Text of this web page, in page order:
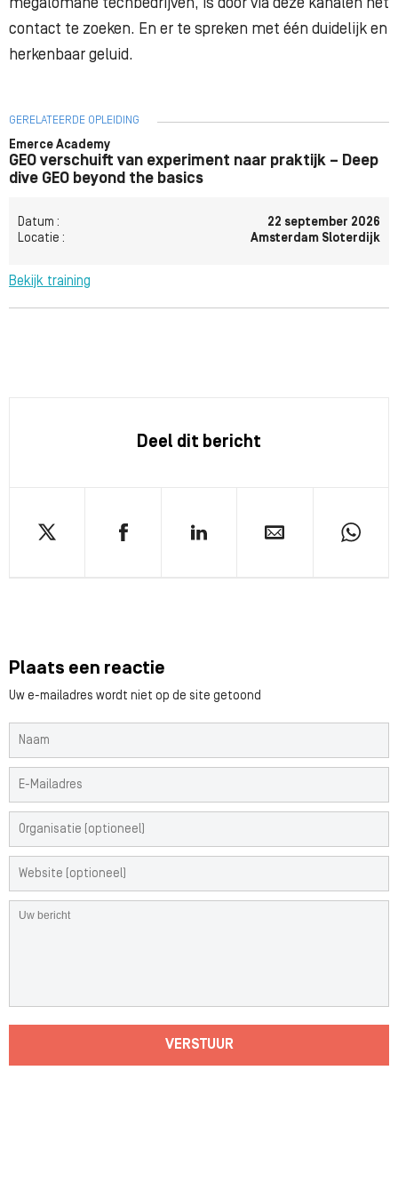
megalomane techbedrijven, is door via deze kanalen het
contact te zoeken. En er te spreken met één duidelijk en
herkenbaar geluid.
GERELATEERDE OPLEIDING
Emerce Academy
GEO verschuift van experiment naar praktijk – Deep
dive GEO beyond the basics
Datum :
22 september 2026
Locatie :
Amsterdam Sloterdijk
Bekijk training
Deel dit bericht
Plaats een reactie
Uw e-mailadres wordt niet op de site getoond
VERSTUUR